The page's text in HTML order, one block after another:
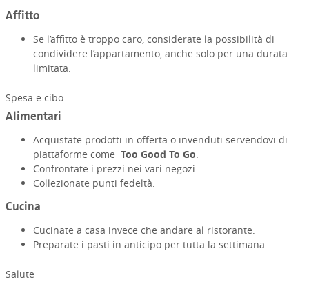
Affitto
Se l’affitto è troppo caro, considerate la possibilità di
condividere l’appartamento, anche solo per una durata
limitata.
Spesa e cibo
Alimentari
Acquistate prodotti in offerta o invenduti servendovi di
piattaforme come Too Good To Go.
Confrontate i prezzi nei vari negozi.
Collezionate punti fedeltà.
Cucina
Cucinate a casa invece che andare al ristorante.
Preparate i pasti in anticipo per tutta la settimana.
Salute